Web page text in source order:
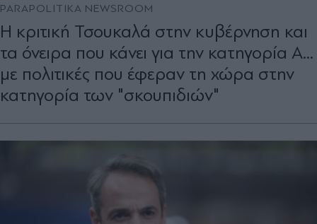
PARAPOLITIKA NEWSROOM
Η κριτική Τσουκαλά στην κυβέρνηση και
τα όνειρα που κάνει για την κατηγορία Α...
με πολιτικές που έφεραν τη χώρα στην
κατηγορία των "σκουπιδιών"